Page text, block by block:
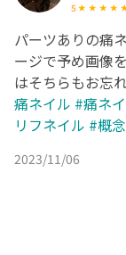
5
パーツありの痛
ージで予め画像
はそちらもお忘
痛ネイル #痛ネ
リフネイル #概
2023/11/06